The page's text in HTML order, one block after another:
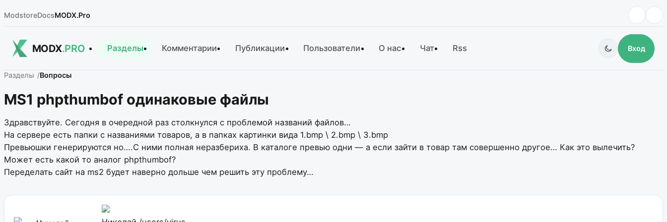
ModstoreDocsMODX.Pro
MODX.PRO Разделы Комментарии Публикации Пользователи О нас Чат Rss Вход
Разделы Вопросы
MS1 phpthumbof одинаковые файлы
Здравствуйте. Сегодня в очередной раз столкнулся с проблемой названий файлов…
На сервере есть папки с названиями товаров, а в папках картинки вида 1.bmp \ 2.bmp \ 3.bmp
Превьюшки генерируются но….С ними полная неразбериха. В каталоге превью одни — а если зайти в товар там совершенно другое… Как это вылечить?
Может есть какой то аналог phpthumbof?
Переделать сайт на ms2 будет наверно дольше чем решить эту проблему…